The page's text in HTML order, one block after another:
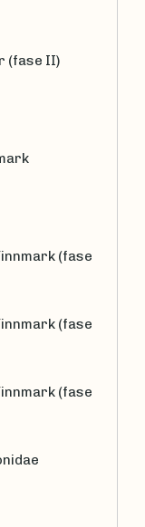
(fase II)
(fase
(fase
(fase